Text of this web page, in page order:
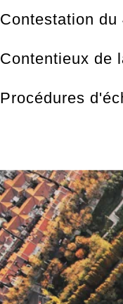
Contestation du
Contentieux de
Procédures